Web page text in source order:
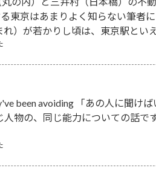
東京はあまりよく知らない筆者
）が若かりし頃は、東京駅といえ
been avoiding 「あの人に聞け
物の、同じ能力についての話